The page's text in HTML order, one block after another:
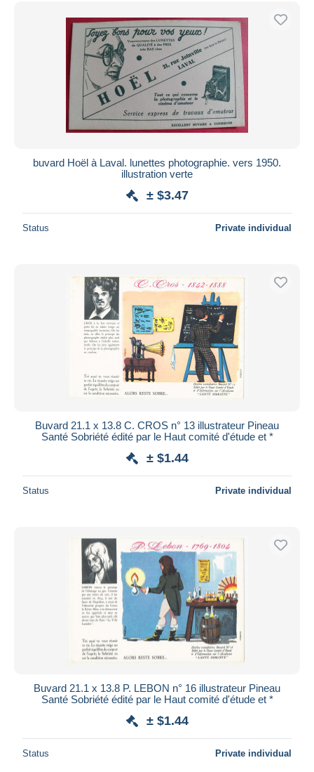
Payment methods
PayPal
Bank transfer
Visa
MasterCard
Bancontact
Seller's residence
Submit
buvard Hoël à Laval. lunettes photographie. vers 1950.
illustration verte
± $3.47
Status Private individual
Buvard 21.1 x 13.8 C. CROS n° 13 illustrateur Pineau
Santé Sobriété édité par le Haut comité d'étude et *
± $1.44
Status Private individual
Buvard 21.1 x 13.8 P. LEBON n° 16 illustrateur Pineau
Santé Sobriété édité par le Haut comité d'étude et *
± $1.44
Status Private individual